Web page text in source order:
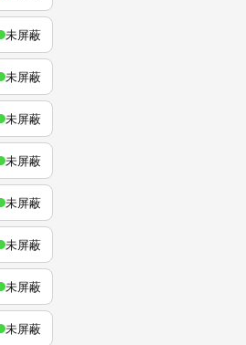
未屏蔽
未屏蔽
未屏蔽
未屏蔽
未屏蔽
未屏蔽
未屏蔽
未屏蔽